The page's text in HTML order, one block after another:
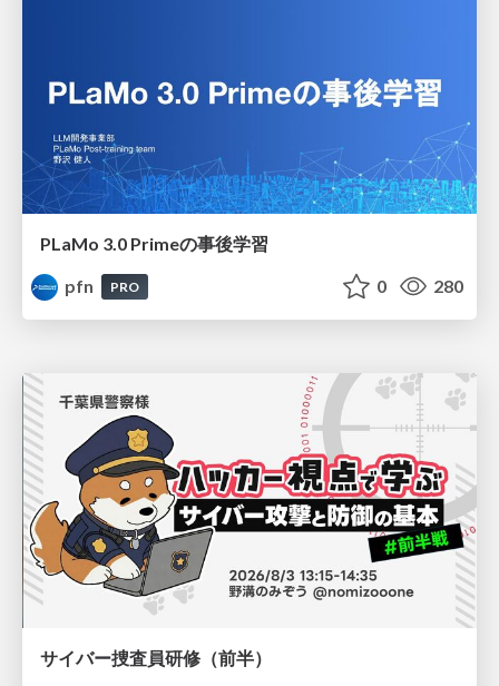
PLaMo 3.0 Primeの事後学習
pfn
PRO 0 280
サイバー捜査員研修（前半）